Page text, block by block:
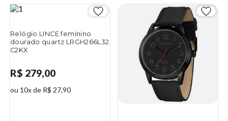
Relógio LINCE feminino
dourado quartz LRGH266L32
C2KX
R$ 279,00
ou 10x de R$ 27,90